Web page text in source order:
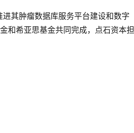
其肿瘤数据库服务平台建设和数字
和希亚思基金共同完成，点石资本担